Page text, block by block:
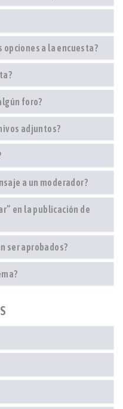
opciones a la encuesta?
foro?
adjuntos?
a un moderador?
en la publicación de
ser aprobados?